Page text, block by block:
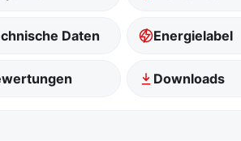
Daten Energielabel
Downloads